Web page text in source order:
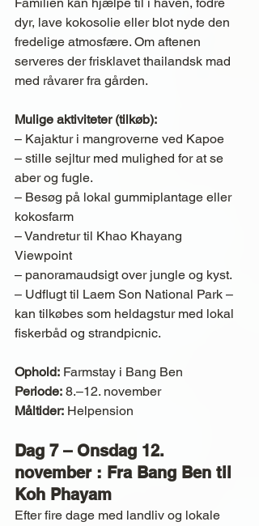
dyr, lave kokosolie eller blot nyde den
fredelige atmosfære. Om aftenen
serveres der frisklavet thailandsk mad
med råvarer fra gården.
Mulige aktiviteter (tilkøb):
– Kajaktur i mangroverne ved Kapoe
– stille sejltur med mulighed for at se
aber og fugle.
– Besøg på lokal gummiplantage eller
kokosfarm
– Vandretur til Khao Khayang
Viewpoint
– panoramaudsigt over jungle og kyst.
– Udflugt til Laem Son National Park –
kan tilkøbes som heldagstur med lokal
fiskerbåd og strandpicnic.
Ophold: Farmstay i Bang Ben
Periode: 8.–12. november
Måltider: Helpension
Dag 7 – Onsdag 12.
november : Fra Bang Ben til
Koh Phayam
Efter fire dage med landliv og lokale